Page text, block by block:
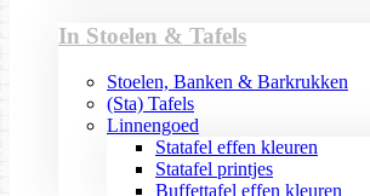
In Stoelen & Tafels
Stoelen, Banken & Barkrukken
(Sta) Tafels
Linnengoed
Statafel effen kleuren
Statafel printjes
Buffettafel effen kleuren